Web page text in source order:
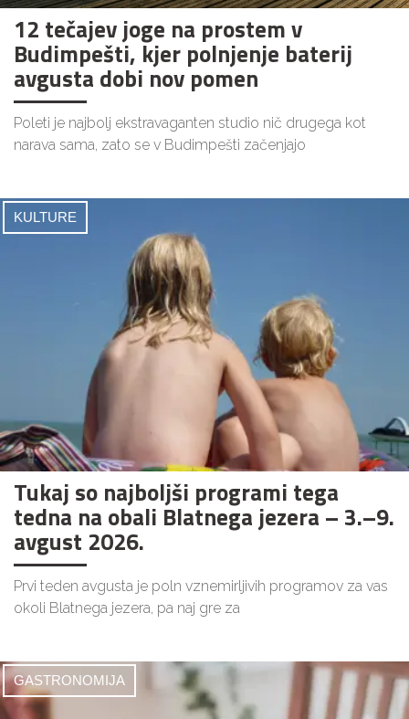
12 tečajev joge na prostem v
Budimpešti, kjer polnjenje baterij
avgusta dobi nov pomen
Poleti je najbolj ekstravaganten studio nič drugega kot
narava sama, zato se v Budimpešti začenjajo
KULTURE
Tukaj so najboljši programi tega
tedna na obali Blatnega jezera – 3.–9.
avgust 2026.
Prvi teden avgusta je poln vznemirljivih programov za vas
okoli Blatnega jezera, pa naj gre za
GASTRONOMIJA